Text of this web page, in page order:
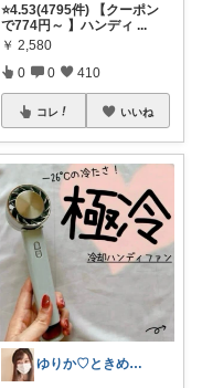
⭐️4.53(4795件) 【クーポン
で774円～ 】ハンディ ...
￥ 2,580
0 0 410
コレ いいね
ゆりか♡ときめく暮らしと服✨️